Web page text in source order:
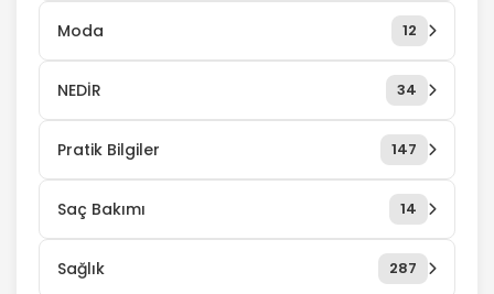
Moda 12
NEDİR 34
Pratik Bilgiler 147
Saç Bakımı 14
Sağlık 287